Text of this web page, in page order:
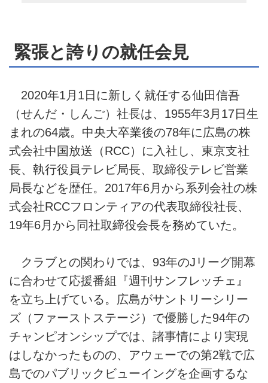
緊張と誇りの就任会見
2020年1月1日に新しく就任する仙田信吾
（せんだ・しんご）社長は、1955年3月17日生
まれの64歳。中央大卒業後の78年に広島の株
式会社中国放送（RCC）に入社し、東京支社
長、執行役員テレビ局長、取締役テレビ営業
局長などを歴任。2017年6月から系列会社の株
式会社RCCフロンティアの代表取締役社長、
19年6月から同社取締役会長を務めていた。
クラブとの関わりでは、93年のJリーグ開幕
に合わせて応援番組『週刊サンフレッチェ』
を立ち上げている。広島がサントリーシリー
ズ（ファーストステージ）で優勝した94年の
チャンピオンシップでは、諸事情により実現
はしなかったものの、アウェーでの第2戦で広
島でのパブリックビューイングを企画するな